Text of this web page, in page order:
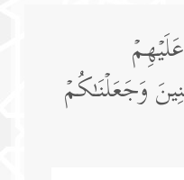
وَجَعَلۡنَـٰكُمۡ